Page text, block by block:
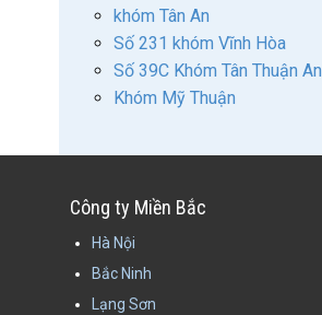
khóm Tân An
Số 231 khóm Vĩnh Hòa
Số 39C Khóm Tân Thuận An
Khóm Mỹ Thuận
Công ty Miền Bắc
Hà Nội
Bắc Ninh
Lạng Sơn